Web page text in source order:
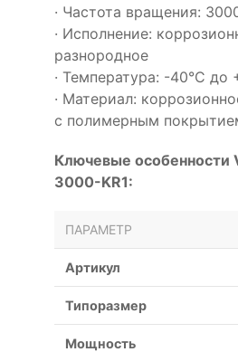
· Частота вращения:
· Исполнение:
разнородное
· Температура: -40°С до
· Материал:
с полимерным
Ключевые особенности
3000-KR1:
ПАРАМЕТР
Артикул
Типоразмер
Мощность